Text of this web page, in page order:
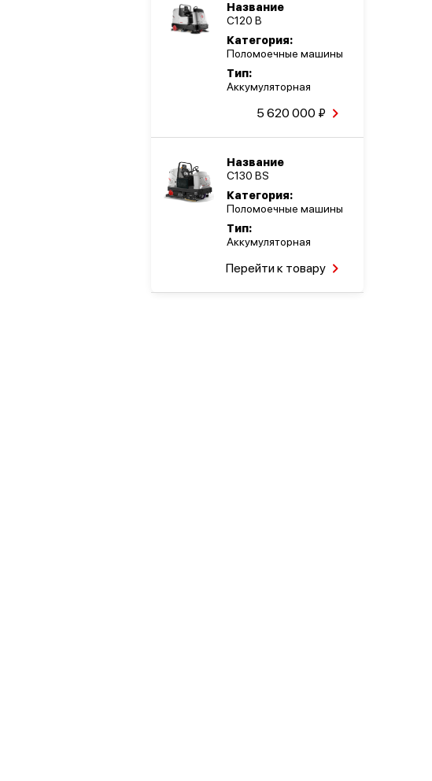
Название
C120 B
Категория:
Поломоечные машины
Тип:
Аккумуляторная
5 620 000 ₽
Название
C130 BS
Категория:
Поломоечные машины
Тип:
Аккумуляторная
Перейти к товару